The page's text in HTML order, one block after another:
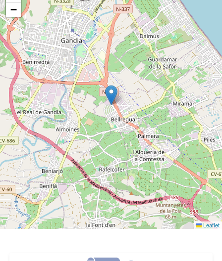
−
Leaflet